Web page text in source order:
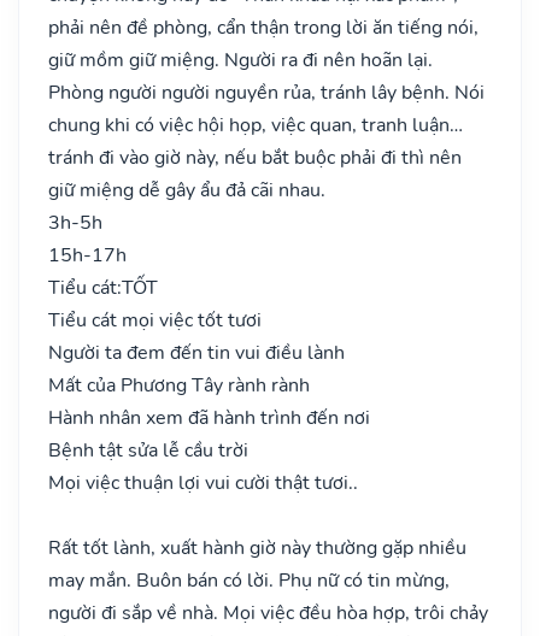
phải nên đề phòng, cẩn thận trong lời ăn tiếng nói,
giữ mồm giữ miệng. Người ra đi nên hoãn lại.
Phòng người người nguyền rủa, tránh lây bệnh. Nói
chung khi có việc hội họp, việc quan, tranh luận…
tránh đi vào giờ này, nếu bắt buộc phải đi thì nên
giữ miệng dễ gây ẩu đả cãi nhau.
3h-5h
15h-17h
Tiểu cát:TỐT
Tiểu cát mọi việc tốt tươi
Người ta đem đến tin vui điều lành
Mất của Phương Tây rành rành
Hành nhân xem đã hành trình đến nơi
Bệnh tật sửa lễ cầu trời
Mọi việc thuận lợi vui cười thật tươi..
Rất tốt lành, xuất hành giờ này thường gặp nhiều
may mắn. Buôn bán có lời. Phụ nữ có tin mừng,
người đi sắp về nhà. Mọi việc đều hòa hợp, trôi chảy